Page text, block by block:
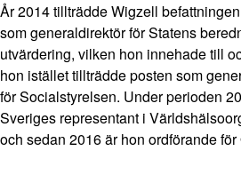
År 2014 tillträdde Wigzell befattningen
som generaldirektör för Statens
utvärdering, vilken hon innehade till
hon istället tillträdde posten som
för Socialstyrelsen. Under perioden
Sveriges representant i
och sedan 2016 är hon ordförande